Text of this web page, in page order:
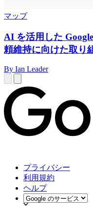
マップ
AI を活用した
頼維持に向けた取り
By Ian Leader
プライバシー
利用規約
ヘルプ